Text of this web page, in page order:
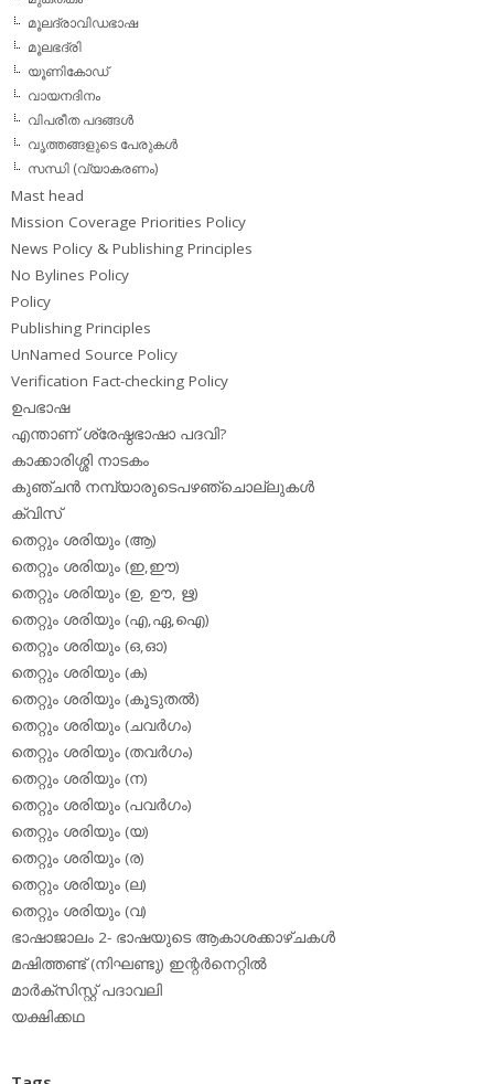
മൂലദ്രാവിഡഭാഷ
മൂലഭദ്രി
യൂണികോഡ്
വായനദിനം
വിപരീത പദങ്ങള്‍
വൃത്തങ്ങളുടെ പേരുകള്‍
സന്ധി (വ്യാകരണം)
Mast head
Mission Coverage Priorities Policy
News Policy & Publishing Principles
No Bylines Policy
Policy
Publishing Principles
UnNamed Source Policy
Verification Fact-checking Policy
ഉപഭാഷ
എന്താണ് ശ്രേഷ്ഠഭാഷാ പദവി?
കാക്കാരിശ്ശി നാടകം
കുഞ്ചന്‍ നമ്പ്യാരുടെപഴഞ്ചൊല്ലുകള്‍
ക്വിസ്
തെറ്റും ശരിയും (ആ)
തെറ്റും ശരിയും (ഇ,ഈ)
തെറ്റും ശരിയും (ഉ, ഊ, ഋ)
തെറ്റും ശരിയും (എ,ഏ,ഐ)
തെറ്റും ശരിയും (ഒ,ഓ)
തെറ്റും ശരിയും (ക)
തെറ്റും ശരിയും (കൂടുതല്‍)
തെറ്റും ശരിയും (ചവര്‍ഗം)
തെറ്റും ശരിയും (തവര്‍ഗം)
തെറ്റും ശരിയും (ന)
തെറ്റും ശരിയും (പവര്‍ഗം)
തെറ്റും ശരിയും (യ)
തെറ്റും ശരിയും (ര)
തെറ്റും ശരിയും (ല)
തെറ്റും ശരിയും (വ)
ഭാഷാജാലം 2- ഭാഷയുടെ ആകാശക്കാഴ്ചകള്‍
മഷിത്തണ്ട് (നിഘണ്ടു) ഇന്റര്‍നെറ്റില്‍
മാര്‍ക്‌സിസ്റ്റ് പദാവലി
യക്ഷിക്കഥ